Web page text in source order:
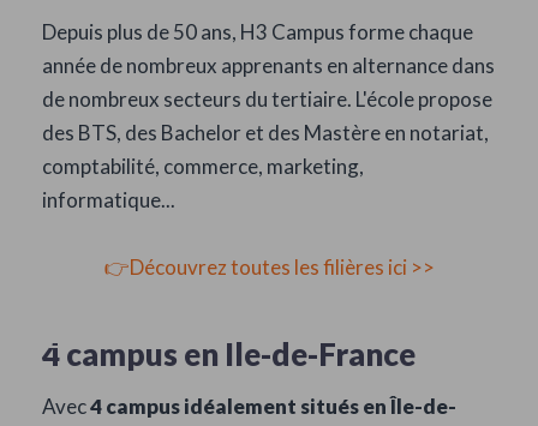
L'ÉCOLE
Depuis plus de 50 ans, H3 Campus forme chaque
année de nombreux apprenants en alternance dans
de nombreux secteurs du tertiaire. L'école propose
des BTS, des Bachelor et des Mastère en notariat,
comptabilité, commerce, marketing,
informatique...
👉Découvrez toutes les filières ici >>
4 campus en Ile-de-France
Avec4 campus idéalement situés en Île-de-